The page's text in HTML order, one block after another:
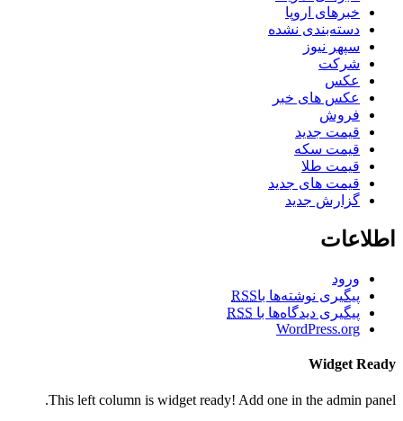
خبرهای اروپا
دسته‌بندی نشده
سپهر نیوز
شرکت
عکس
عکس های خبر
فروش
قیمت جدید
قیمت سکه
قیمت طلا
قیمت های جدید
گزارش جدید
اطلاعات
ورود
پیگیری نوشته‌ها باRSS
پیگیری دیدگاه‌ها با RSS
WordPress.org
Widget Ready
This left column is widget ready! Add one in the admin panel.